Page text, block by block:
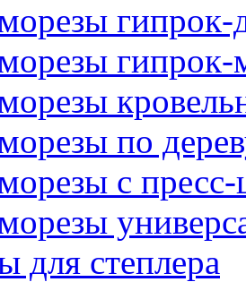
гипрок-
гипрок-
по
с
для степлера